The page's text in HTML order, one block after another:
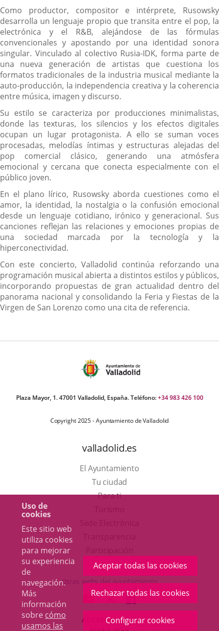
Uso de
cookies
Este sitio web
utiliza cookies
para mejorar
su experiencia
de
navegación.
Más
información
sobre cómo
usamos las
Aceptar todas las cookies
Rechazar todas las cookies
Configurar cookies
Como productor, compositor e intérprete, Rusowsky
desarrolla un lenguaje propio que transita entre el pop, la
electrónica y el R&B, alejándose de las fórmulas
convencionales y apostando por una identidad sonora
singular. Vinculado al colectivo Rusia-IDK, forma parte de
una nueva generación de artistas que cuestiona los
formatos tradicionales de la industria musical mediante la
auto-producción, la independencia creativa y la coherencia
entre música, imagen y discurso.
Su estilo se caracteriza por producciones minimalistas,
donde las texturas, los silencios y los efectos digitales
ocupan un lugar protagonista. A ello se suman voces
procesadas, melodías íntimas y estructuras alejadas del
pop comercial clásico, generando una atmósfera
emocional y cercana que conecta especialmente con el
público joven.
En el plano lírico, Rusowsky aborda cuestiones como el
amor, la identidad, la nostalgia o la confusión emocional
desde un lenguaje cotidiano, irónico y generacional. Sus
canciones reflejan las relaciones y emociones propias de
una sociedad marcada por la tecnología y la
hiperconectividad.
Con este concierto, Valladolid continúa reforzando una
programación musical abierta a distintos estilos y públicos,
incorporando propuestas de gran actualidad dentro del
panorama nacional y consolidando la Feria y Fiestas de la
Virgen de San Lorenzo como una cita de referencia.
Plaza Mayor, 1. 47001 Valladolid, España. Teléfono:+34 983 426 100
Copyright 2025 - Ayuntamiento de Valladolid
valladolid.es
El Ayuntamiento
Tu ciudad
Para ti
en
una
ventana
nueva.
aplicación
externa.
Otras webs del ayuntamiento
ENLACE
A
UNA
ENLACE
A
UNA
ENLACE
A
UNA
ACCESIBILIDAD